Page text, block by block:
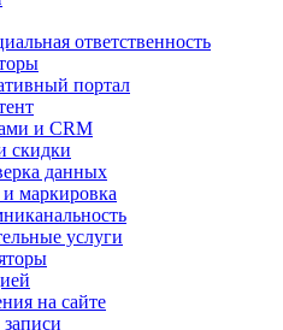
ответственность
портал
и CRM
скидки
данных
маркировка
услуги
на сайте